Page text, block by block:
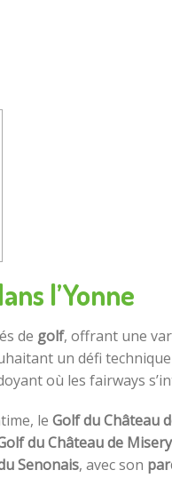
l’Yonne
de golf, offrant une
un défi
où les fairways
le Golf du Château
du Château de Misery
Senonais, avec son